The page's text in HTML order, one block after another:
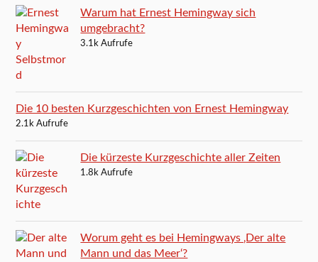
Warum hat Ernest Hemingway sich
umgebracht?
3.1k Aufrufe
Die 10 besten Kurzgeschichten von Ernest Hemingway
2.1k Aufrufe
Die kürzeste Kurzgeschichte aller Zeiten
1.8k Aufrufe
Worum geht es bei Hemingways ‚Der alte
Mann und das Meer‘?